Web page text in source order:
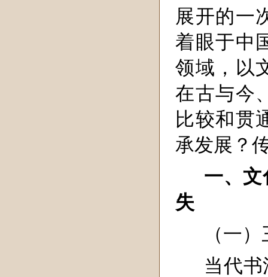
展开的一
着眼于中
领域，以
在古与今
比较和贯
承发展？
一、文
失
（一
当代